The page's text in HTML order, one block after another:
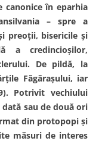
în eparhia
– spre a
preoţii, bisericile şi
a credincioşilor,
De pildă, la
Făgăraşului, iar
Potrivit vechiului
sau de două ori
din protopopi şi
măsuri de interes